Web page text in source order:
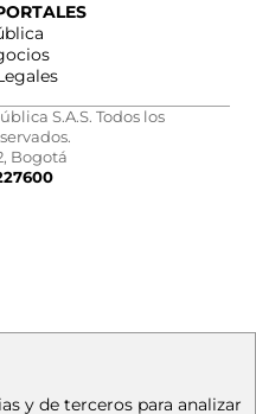
S.A.S. Todos los
Bogotá
y de terceros para analizar